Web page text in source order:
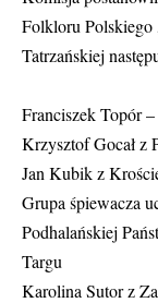
Folkloru Polskiego
Tatrzańskiej
Franciszek Topór
Krzysztof Gocał z
Jan Kubik z
Grupa śpiewacza
Podhalańskiej
Targu
Karolina Sutor z